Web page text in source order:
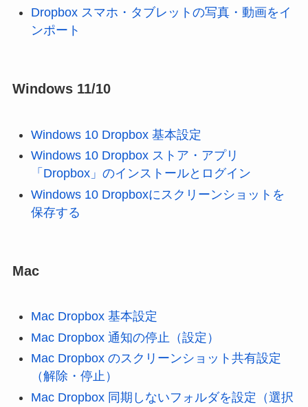
Dropbox スマホ・タブレットの写真・動画をイ
ンポート
Windows 11/10
Windows 10 Dropbox 基本設定
Windows 10 Dropbox ストア・アプリ
「Dropbox」のインストールとログイン
Windows 10 Dropboxにスクリーンショットを
保存する
Mac
Mac Dropbox 基本設定
Mac Dropbox 通知の停止（設定）
Mac Dropbox のスクリーンショット共有設定
（解除・停止）
Mac Dropbox 同期しないフォルダを設定（選択